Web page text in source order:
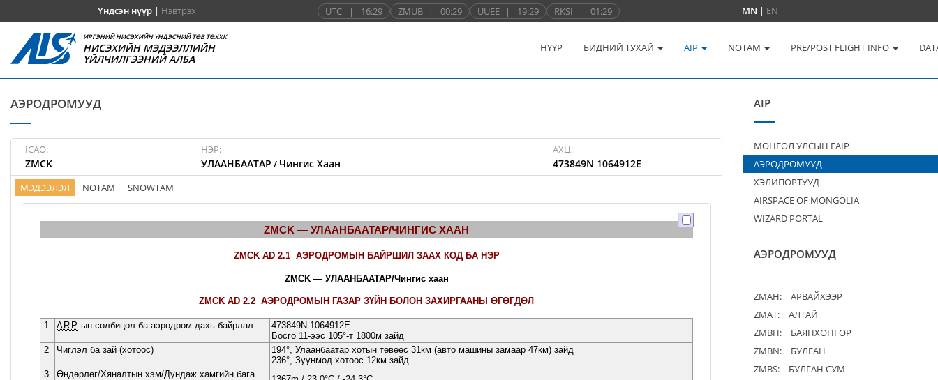
Үндсэн нүүр| Нэвтрэх UTC | 16:29 ZMUB | 00:29 UUEE | 19:29 RKSI | 01:29 MN | EN
ИРГЭНИЙ НИСЭХИЙН ҮНДЭСНИЙ ТӨВ ТӨХХК
НИСЭХИЙН МЭДЭЭЛЛИЙН
ҮЙЛЧИЛГЭЭНИЙ АЛБА
НҮҮР БИДНИЙ ТУХАЙ AIP NOTAM PRE/POST FLIGHT INFO
АЭРОДРОМУУД
ICAO:
ZMCK
НЭР:
УЛААНБААТАР / Чингис Хаан
АХЦ:
473849N 1064912E
МЭДЭЭЛЭЛ NOTAM SNOWTAM
AIP
МОНГОЛ УЛСЫН EAIP
АЭРОДРОМУУД
ХЭЛИПОРТУУД
AIRSPACE OF MONGOLIA
WIZARD PORTAL
АЭРОДРОМУУД
ZMAH:
АРВАЙХЭЭР
ZMAT:
АЛТАЙ
ZMBH:
БАЯНХОНГОР
ZMBN:
БУЛГАН
ZMBS:
БУЛГАН СУМ